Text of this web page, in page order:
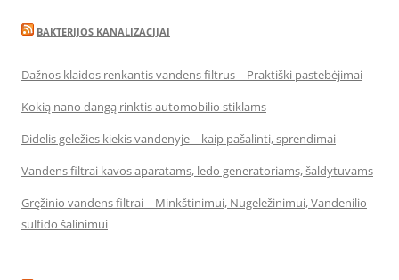
BAKTERIJOS KANALIZACIJAI
Dažnos klaidos renkantis vandens filtrus – Praktiški pastebėjimai
Kokią nano dangą rinktis automobilio stiklams
Didelis geležies kiekis vandenyje – kaip pašalinti, sprendimai
Vandens filtrai kavos aparatams, ledo generatoriams, šaldytuvams
Gręžinio vandens filtrai – Minkštinimui, Nugeležinimui, Vandenilio
sulfido šalinimui